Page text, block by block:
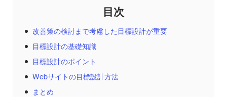
改善策の検討まで考慮した目標設計が重要
目標設計の基礎知識
目標設計のポイント
Webサイトの目標設計方法
まとめ